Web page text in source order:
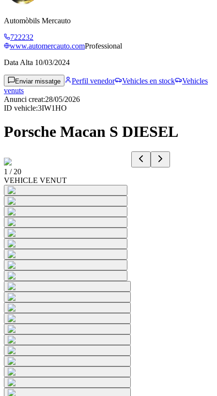
Automòbils Mercauto
722232
www.automercauto.comProfessional
Data Alta 10/03/2024
Enviar missatge Perfil venedor Vehicles en stock
Vehicles
venuts
Anunci creat:28/05/2026
ID vehicle:3IW1HO
Porsche Macan S DIESEL
1 / 20
VEHICLE VENUT